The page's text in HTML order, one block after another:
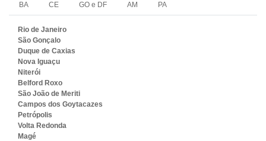
BA CE GO e DF AM PA
Rio de Janeiro
São Gonçalo
Duque de Caxias
Nova Iguaçu
Niterói
Belford Roxo
São João de Meriti
Campos dos Goytacazes
Petrópolis
Volta Redonda
Magé